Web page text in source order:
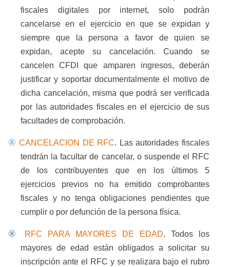
fiscales digitales por internet, solo podrán
cancelarse en el ejercicio en que se expidan y
siempre que la persona a favor de quien se
expidan, acepte su cancelación. Cuando se
cancelen CFDI que amparen ingresos, deberán
justificar y soportar documentalmente el motivo de
dicha cancelación, misma que podrá ser verificada
por las autoridades fiscales en el ejercicio de sus
facultades de comprobación.
® CANCELACION DE RFC. Las autoridades fiscales
tendrán la facultar de cancelar, o suspende el RFC
de los contribuyentes que en los últimos 5
ejercicios previos no ha emitido comprobantes
fiscales y no tenga obligaciones pendientes que
cumplir o por defunción de la persona física.
® RFC PARA MAYORES DE EDAD.Todos los
mayores de edad están obligados a solicitar su
inscripción ante el RFC y se realizara bajo el rubro